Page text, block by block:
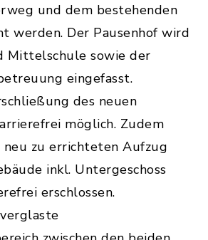
und dem bestehenden
werden. Der Pausenhof wird
Mittelschule sowie der
eingefasst.
des neuen
möglich. Zudem
zu errichteten Aufzug
inkl. Untergeschoss
erschlossen.